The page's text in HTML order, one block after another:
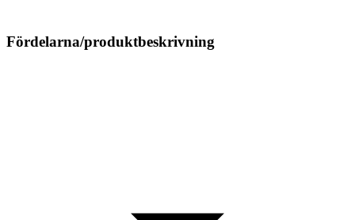
Fördelarna/produktbeskrivning